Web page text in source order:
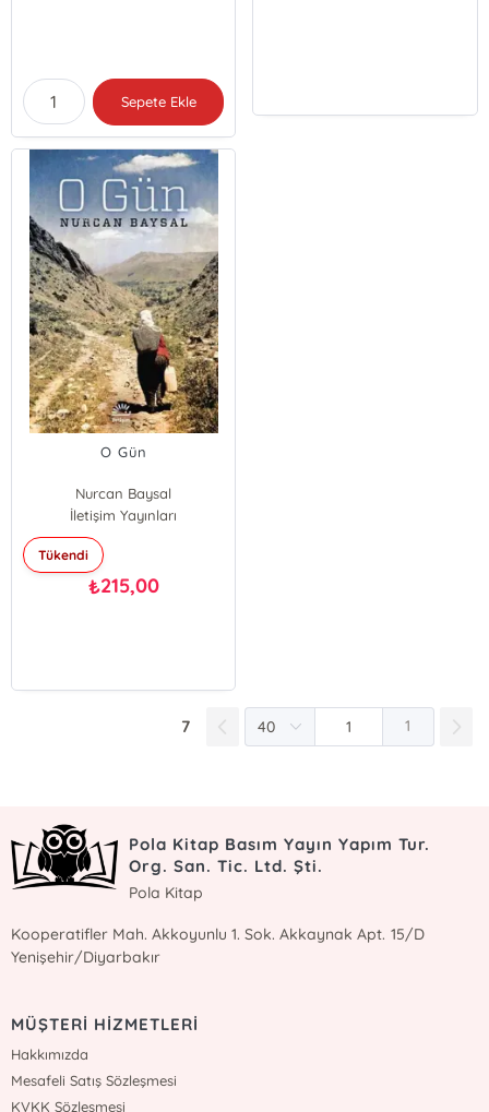
Sepete Ekle
O Gün
Nurcan Baysal
İletişim Yayınları
Tükendi
₺215,00
7 1
Pola Kitap Basım Yayın Yapım Tur.
Org. San. Tic. Ltd. Şti.
Pola Kitap
Kooperatifler Mah. Akkoyunlu 1. Sok. Akkaynak Apt. 15/D
Yenişehir/Diyarbakır
MÜŞTERİ HİZMETLERİ
Hakkımızda
Mesafeli Satış Sözleşmesi
KVKK Sözleşmesi